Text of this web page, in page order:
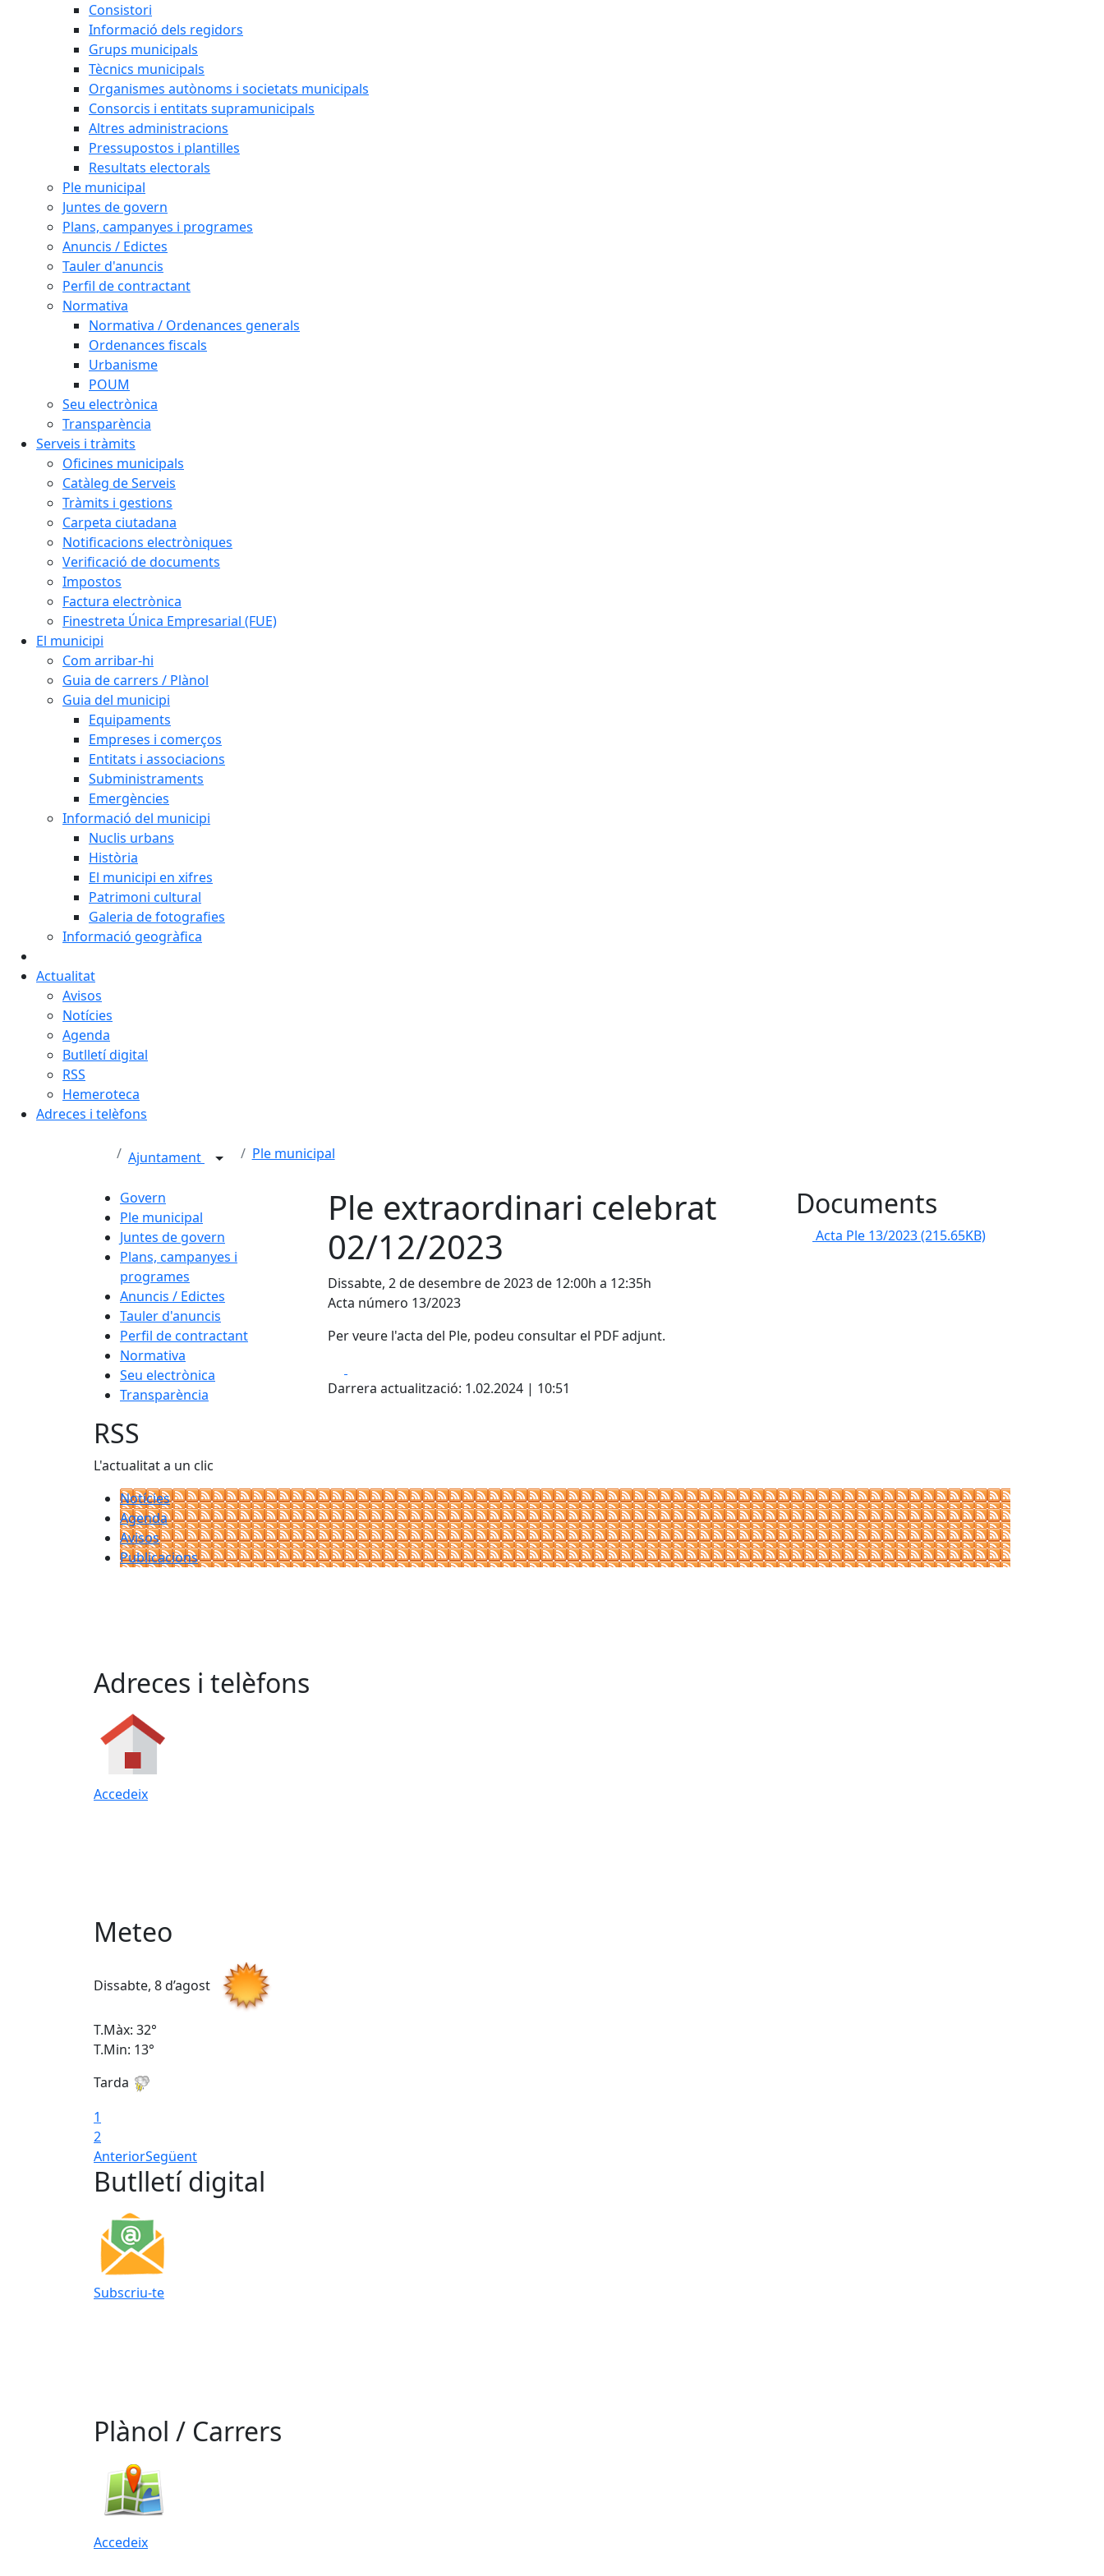
Consistori
Informació dels regidors
Grups municipals
Tècnics municipals
Organismes autònoms i societats municipals
Consorcis i entitats supramunicipals
Altres administracions
Pressupostos i plantilles
Resultats electorals
Ple municipal
Juntes de govern
Plans, campanyes i programes
Anuncis / Edictes
Tauler d'anuncis
Perfil de contractant
Normativa
Normativa / Ordenances generals
Ordenances fiscals
Urbanisme
POUM
Seu electrònica
Transparència
Serveis i tràmits
Oficines municipals
Catàleg de Serveis
Tràmits i gestions
Carpeta ciutadana
Notificacions electròniques
Verificació de documents
Impostos
Factura electrònica
Finestreta Única Empresarial (FUE)
El municipi
Com arribar-hi
Guia de carrers / Plànol
Guia del municipi
Equipaments
Empreses i comerços
Entitats i associacions
Subministraments
Emergències
Informació del municipi
Nuclis urbans
Història
El municipi en xifres
Patrimoni cultural
Galeria de fotografies
Informació geogràfica
Actualitat
Avisos
Notícies
Agenda
Butlletí digital
RSS
Hemeroteca
Adreces i telèfons
Ajuntament Ple municipal
Govern
Ple municipal
Juntes de govern
Plans, campanyes i
programes
Anuncis / Edictes
Tauler d'anuncis
Perfil de contractant
Normativa
Seu electrònica
Transparència
Ple extraordinari celebrat
02/12/2023
Dissabte, 2 de desembre de 2023 de 12:00h a 12:35h
Acta número 13/2023
Per veure l'acta del Ple, podeu consultar el PDF adjunt.
Darrera actualització: 1.02.2024 | 10:51
Documents
Acta Ple 13/2023(215.65KB)
RSS
L'actualitat a un clic
Notícies
Agenda
Avisos
Publicacions
Adreces i telèfons
Accedeix
Meteo
Dissabte, 8 d’agost
T.Màx: 32°
T.Min: 13°
Tarda
1
2
AnteriorSegüent
Butlletí digital
Subscriu-te
Plànol / Carrers
Accedeix